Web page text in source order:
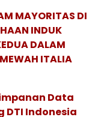
MAYORITAS DI
INDUK
DALAM
ITALIA
Data
DTI Indonesia